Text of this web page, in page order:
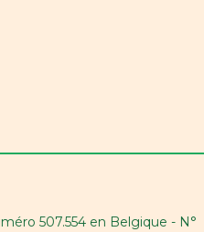
507.554 en Belgique - N°